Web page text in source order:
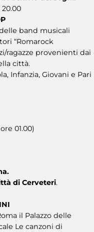
band musicali
“Romarock
ragazze provenienti dai
città.
Infanzia, Giovani e Pari
01.00)
di Cerveteri.
il Palazzo delle
Le canzoni di